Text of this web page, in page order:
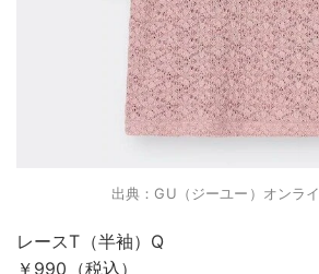
出典：GU（ジーユー）オンラ
レースT（半袖）Q
￥990（税込）